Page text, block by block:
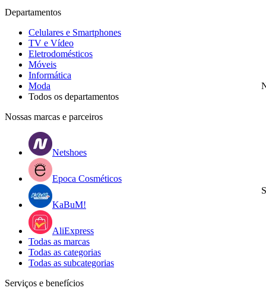
Departamentos
Celulares e Smartphones
TV e Vídeo
Eletrodomésticos
Móveis
Informática
Moda
Todos os departamentos
Nossas marcas e parceiros
Netshoes
Epoca Cosméticos
KaBuM!
AliExpress
Todas as marcas
Todas as categorias
Todas as subcategorias
Serviços e benefícios